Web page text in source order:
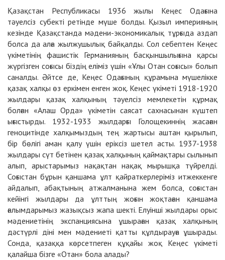
Қазақстан Республикасы 1936 жылы Кеңес Одағына
тәуелсіз субекті ретінде мүше болды. Қызыл империяның
кезінде Қазақстанда мәдени-экономикалық тұрғыда аздап
болса да алға жылжушылық байқалды. Сол себептен Кеңес
үкіметінің фашистік Германияның басқыншылығына қарсы
жүргізген соғысы біздің еліміз үшін «Ұлы Отан соғысы» болып
саналды. Әйтсе де, Кеңес Одағының құрамына мүшелікке
қазақ халқы өз еркімен енген жоқ. Кеңес үкіметі 1918-1920
жылдары қазақ халқының тәуелсіз мемлекетін құрмақ
болған «Алаш Орда» үкіметін саясат сахнасынан күштеп
ығыстырды. 1932-1933 жылдарғы Голощекиннің жасаған
геноцитінде халқымыздың тең жартысы аштан қырылып,
бір бөлігі аман қалу үшін еріксіз шетел асты. 1937-1938
жылдары сүт бетінен қазақ халқының қаймақтары сылынып
алып, арыстарымыз нақақтан нақақ мырышқа түйрелді.
Соғыстан бұрын қаншама ұлт қайраткерлеріміз итжеккенге
айдалып, абақтының атжалманына жем болса, соғыстан
кейінгі жылдары да ұлттың жоғын жоқтаған қаншама
ғалымдарымыз жазықсыз жапа шекті. Елуінші жылдары орыс
мәдениетінің экспанциясына ұшыраған қазақ халқының
дәстүрлі діні мен мәдениеті қатты құлдырауға ұшырады.
Сонда, қазаққа көрсетпеген құқайы жоқ Кеңес үкіметі
қалайша бізге «Отан» бола алады?